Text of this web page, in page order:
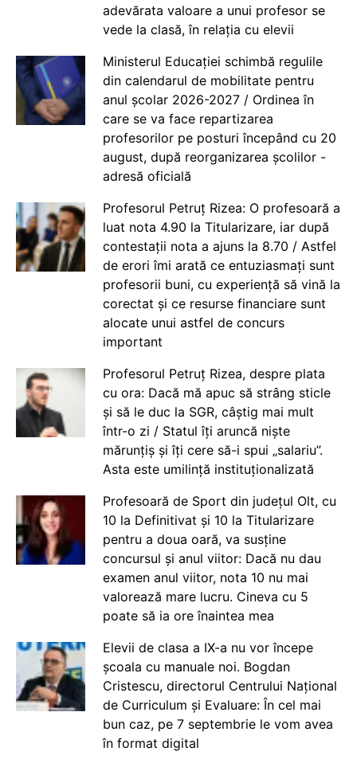
adevărata valoare a unui profesor se
vede la clasă, în relația cu elevii
Ministerul Educației schimbă regulile
din calendarul de mobilitate pentru
anul școlar 2026-2027 / Ordinea în
care se va face repartizarea
profesorilor pe posturi începând cu 20
august, după reorganizarea școlilor -
adresă oficială
Profesorul Petruț Rizea: O profesoară a
luat nota 4.90 la Titularizare, iar după
contestații nota a ajuns la 8.70 / Astfel
de erori îmi arată ce entuziasmați sunt
profesorii buni, cu experiență să vină la
corectat și ce resurse financiare sunt
alocate unui astfel de concurs
important
Profesorul Petruț Rizea, despre plata
cu ora: Dacă mă apuc să strâng sticle
și să le duc la SGR, câștig mai mult
într-o zi / Statul îți aruncă niște
mărunțiș și îți cere să-i spui „salariu”.
Asta este umilință instituționalizată
Profesoară de Sport din județul Olt, cu
10 la Definitivat și 10 la Titularizare
pentru a doua oară, va susține
concursul și anul viitor: Dacă nu dau
examen anul viitor, nota 10 nu mai
valorează mare lucru. Cineva cu 5
poate să ia ore înaintea mea
Elevii de clasa a IX-a nu vor începe
școala cu manuale noi. Bogdan
Cristescu, directorul Centrului Național
de Curriculum și Evaluare: În cel mai
bun caz, pe 7 septembrie le vom avea
în format digital